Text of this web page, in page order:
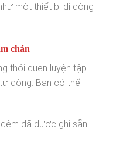
một thiết bị di động
chán
thói quen luyện tập
động. Bạn có thể:
đã được ghi sẵn.